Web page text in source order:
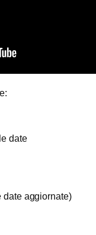
date
date aggiornate)